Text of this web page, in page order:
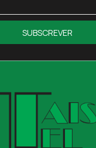
SUBSCREVER